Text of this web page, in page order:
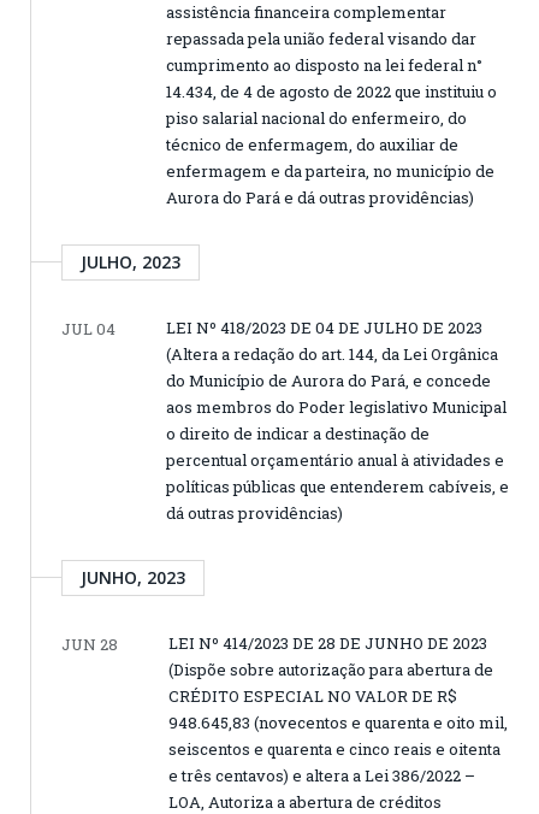
assistência financeira complementar
repassada pela união federal visando dar
cumprimento ao disposto na lei federal n°
14.434, de 4 de agosto de 2022 que instituiu o
piso salarial nacional do enfermeiro, do
técnico de enfermagem, do auxiliar de
enfermagem e da parteira, no município de
Aurora do Pará e dá outras providências)
JULHO, 2023
JUL 04
LEI Nº 418/2023 DE 04 DE JULHO DE 2023
(Altera a redação do art. 144, da Lei Orgânica
do Município de Aurora do Pará, e concede
aos membros do Poder legislativo Municipal
o direito de indicar a destinação de
percentual orçamentário anual à atividades e
políticas públicas que entenderem cabíveis, e
dá outras providências)
JUNHO, 2023
JUN 28
LEI Nº 414/2023 DE 28 DE JUNHO DE 2023
(Dispõe sobre autorização para abertura de
CRÉDITO ESPECIAL NO VALOR DE R$
948.645,83 (novecentos e quarenta e oito mil,
seiscentos e quarenta e cinco reais e oitenta
e três centavos) e altera a Lei 386/2022 –
LOA, Autoriza a abertura de créditos